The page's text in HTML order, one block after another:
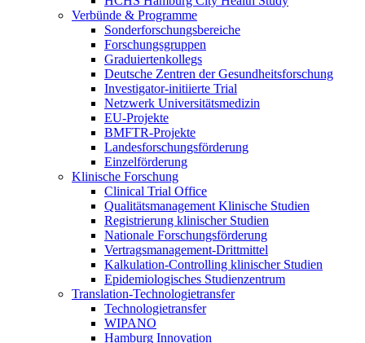
Verbünde & Programme
Sonderforschungsbereiche
Forschungsgruppen
Graduiertenkollegs
Deutsche Zentren der Gesundheitsforschung
Investigator-initiierte Trial
Netzwerk Universitätsmedizin
EU-Projekte
BMFTR-Projekte
Landesforschungsförderung
Einzelförderung
Klinische Forschung
Clinical Trial Office
Qualitätsmanagement Klinische Studien
Registrierung klinischer Studien
Nationale Forschungsförderung
Vertragsmanagement-Drittmittel
Kalkulation-Controlling klinischer Studien
Epidemiologisches Studienzentrum
Translation-Technologietransfer
Technologietransfer
WIPANO
Hamburg Innovation